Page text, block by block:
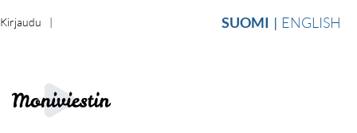
SUOMI ENGLISH
Kirjaudu